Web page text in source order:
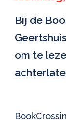
Bij de
om te